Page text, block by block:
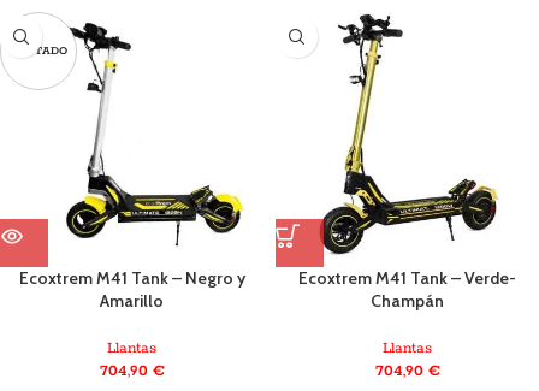
AGOTADO
Ecoxtrem M41 Tank – Negro y
Amarillo
Llantas
704,90 €
Ecoxtrem M41 Tank – Verde-
Champán
Llantas
704,90 €